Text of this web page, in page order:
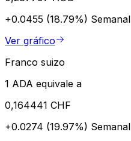
+0.0455 (18.79%) Semanal
Ver gráfico
Franco suizo
1 ADA equivale a
0,164441 CHF
+0.0274 (19.97%) Semanal